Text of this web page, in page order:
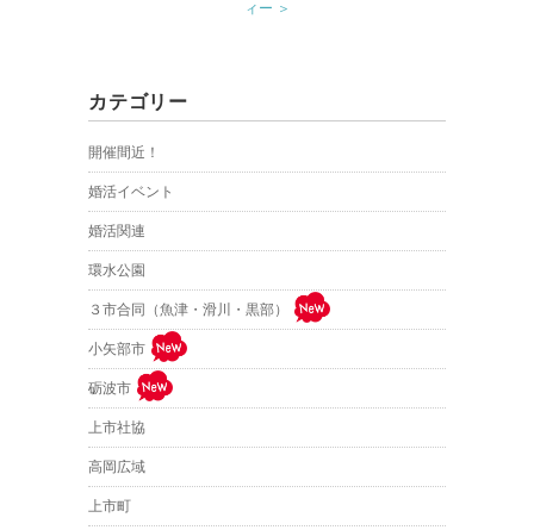
ィー ＞
カテゴリー
開催間近！
婚活イベント
婚活関連
環水公園
３市合同（魚津・滑川・黒部）
小矢部市
砺波市
上市社協
高岡広域
上市町